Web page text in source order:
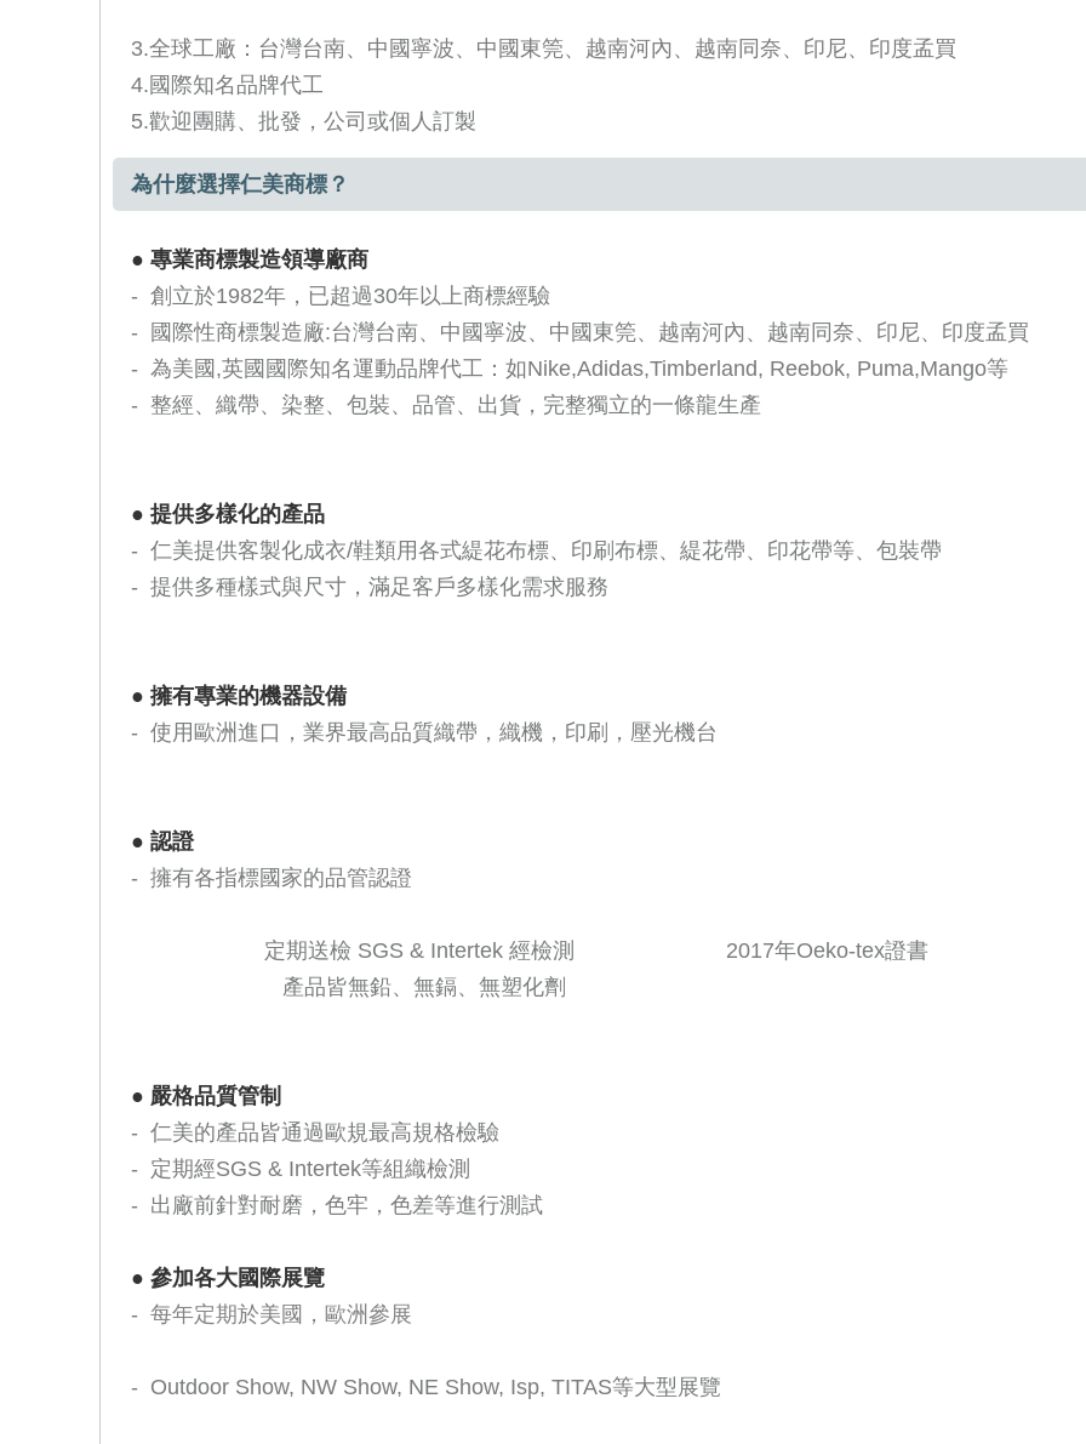
3.全球工廠：台灣台南、中國寧波、中國東筦、越南河內、越南同奈、印尼、印度孟買
4.國際知名品牌代工
5.歡迎團購、批發，公司或個人訂製
為什麼選擇仁美商標？
● 專業商標製造領導廠商
- 創立於1982年，已超過30年以上商標經驗
- 國際性商標製造廠:台灣台南、中國寧波、中國東筦、越南河內、越南同奈、印尼、印度孟買
- 為美國,英國國際知名運動品牌代工：如Nike,Adidas,Timberland, Reebok, Puma,Mango等
- 整經、織帶、染整、包裝、品管、出貨，完整獨立的一條龍生產
● 提供多樣化的產品
- 仁美提供客製化成衣/鞋類用各式緹花布標、印刷布標、緹花帶、印花帶等、包裝帶
- 提供多種樣式與尺寸，滿足客戶多樣化需求服務
● 擁有專業的機器設備
- 使用歐洲進口，業界最高品質織帶，織機，印刷，壓光機台
● 認證
- 擁有各指標國家的品管認證
定期送檢 SGS & Intertek 經檢測 2017年Oeko-tex證書
產品皆無鉛、無鎘、無塑化劑
● 嚴格品質管制
- 仁美的產品皆通過歐規最高規格檢驗
- 定期經SGS & Intertek等組織檢測
- 出廠前針對耐磨，色牢，色差等進行測試
● 參加各大國際展覽
- 每年定期於美國，歐洲參展
- Outdoor Show, NW Show, NE Show, Isp, TITAS等大型展覽